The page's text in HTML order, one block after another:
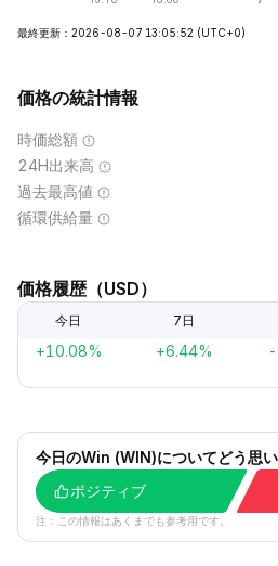
最終更新：2026-08-07 13:05:52 (UTC+0)
価格の統計情報
時価総額
24H出来高
過去最高値
循環供給量
価格履歴（USD）
今日 7日
+10.08% +6.44%
今日のWin (WIN)についてどう思
ポジティブ
注：この情報はあくまでも参考用です。